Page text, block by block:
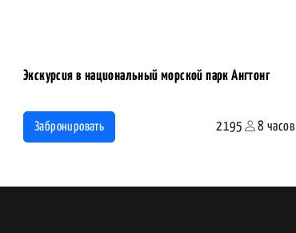
Экскурсия в национальный морской парк Ангтонг
Забронировать 2195 8 часов